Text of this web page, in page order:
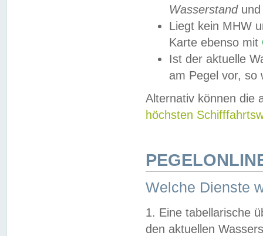
Wasserstandund
Liegt kein MHW
Karte ebenso mit
Ist der aktuelle
am Pegel vor,
Alternativ können die
höchsten
Welche Dienste
1. Eine tabellarische
den aktuellen